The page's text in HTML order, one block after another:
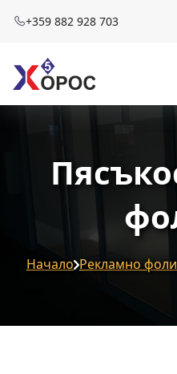
+359 882 928 703
Начало Рекламно